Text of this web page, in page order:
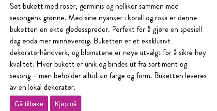
Søt bukett med roser, germinis og nelliker sammen med
sesongens grønne. Med sine nyanser i korall og rosa er denne
buketten en ekte gledesspreder. Perfekt for å gjøre en spesiell
dag enda mer minneverdig. Buketten er et eksklusivt
dekoratørhåndverk, og blomstene er nøye utvalgt for å sikre høy
kvalitet. Hver bukett er unik og bindes ut fra sortiment og
sesong – men beholder alltid sin farge og form. Buketten leveres
av en lokal dekoratør.
Gå tilbake Kjøp nå